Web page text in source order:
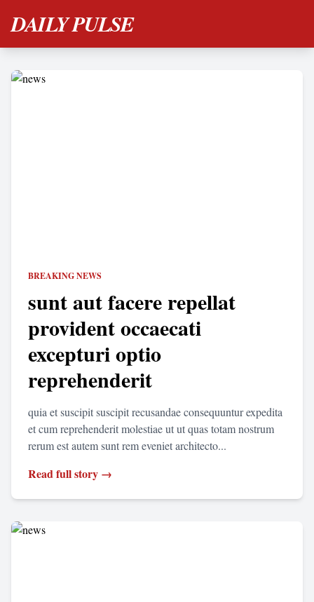
DAILY PULSE
BREAKING NEWS
sunt aut facere repellat
provident occaecati
excepturi optio
reprehenderit
quia et suscipit suscipit recusandae consequuntur expedita
et cum reprehenderit molestiae ut ut quas totam nostrum
rerum est autem sunt rem eveniet architecto...
Read full story →